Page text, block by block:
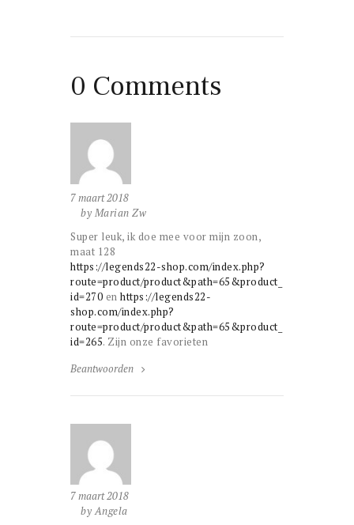
0 Comments
7 maart 2018
by Marian Zw
Super leuk, ik doe mee voor mijn zoon,
maat 128
https://legends22-shop.com/index.php?
route=product/product&path=65&product_
id=270 en https://legends22-
shop.com/index.php?
route=product/product&path=65&product_
id=265. Zijn onze favorieten
Beantwoorden
7 maart 2018
by Angela